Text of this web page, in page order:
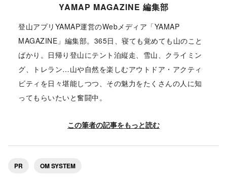
YAMAP MAGAZINE 編集部
登山アプリYAMAP運営のWebメディア「YAMAP
MAGAZINE」編集部。365日、寝ても覚めても山のこと
ばかり。日帰り登山にテント泊縦走、雪山、クライミン
グ、トレラン…山や自然を楽しむアウトドア・アクティ
ビティを日々堪能しつつ、その魅力をたくさんの人に知
ってもらいたいと奮闘中。
この筆者の記事をもっと読む
PR OM SYSTEM